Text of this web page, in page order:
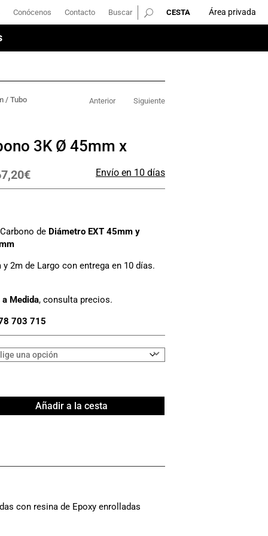
Conócenos Contacto Buscar Área privada
Conócenos Contacto Buscar Área privada
/ Tubo Anterior Siguiente
3K Ø 45mm x
€ Envío en 10 días
de Diámetro EXT 45mm y
2m de Largo con entrega en 10 días.
Medida, consulta precios.
703 715
Añadir a la cesta
con resina de Epoxy enrolladas